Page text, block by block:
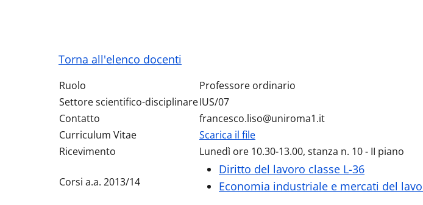
Torna all'elenco docenti
Ruolo
Professore
Settore scientifico-disciplinareIUS/07
Contatto
francesco.liso@uniroma1.it
Curriculum Vitae
Scarica il file
Ricevimento
Lunedì ore 10.30-13.00, stanza n. 10 - II piano
Corsi a.a. 2013/14
Diritto del lavoro classe L-36
Economia industriale e mercati del